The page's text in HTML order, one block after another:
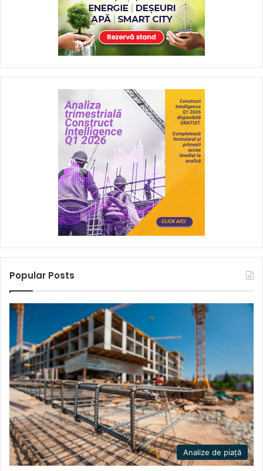
Popular Posts
Analize de piață